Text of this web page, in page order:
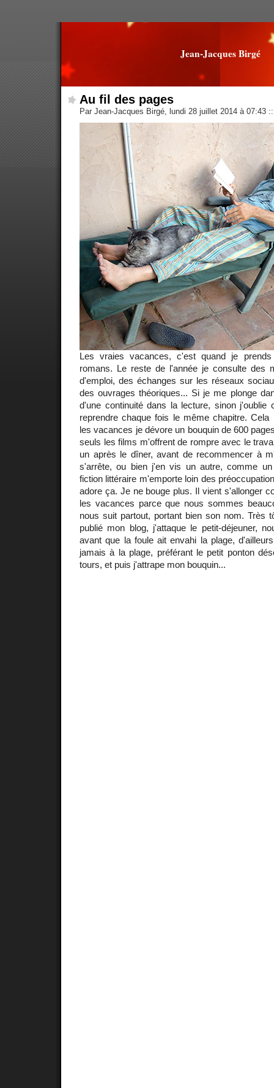
Jean-Jacques Birgé
Au fil des pages
Par Jean-Jacques Birgé, lundi 28 juillet 2014 à 07:43 ::
Les vraies vacances, c'est quand je
romans. Le reste de l'année je consulte des
d'emploi, des échanges sur les réseaux
des ouvrages théoriques... Si je me plonge
d'une continuité dans la lecture, sinon
reprendre chaque fois le même chapitre. Cela
les vacances je dévore un bouquin de 600
seuls les films m'offrent de rompre avec le
un après le dîner, avant de recommencer à
s'arrête, ou bien j'en vis un autre, comme
fiction littéraire m'emporte loin des
adore ça. Je ne bouge plus. Il vient s'allonger
les vacances parce que nous sommes
nous suit partout, portant bien son nom. Très
publié mon blog, j'attaque le petit-déjeuner,
avant que la foule ait envahi la plage,
jamais à la plage, préférant le petit ponton
tours, et puis j'attrape mon bouquin...